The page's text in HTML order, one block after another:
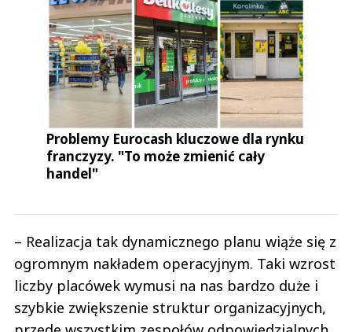
Problemy Eurocash kluczowe dla rynku
franczyzy. "To może zmienić cały
handel"
– Realizacja tak dynamicznego planu wiąże się z
ogromnym nakładem operacyjnym. Taki wzrost
liczby placówek wymusi na nas bardzo duże i
szybkie zwiększenie struktur organizacyjnych,